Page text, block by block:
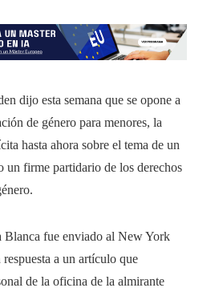
dijo esta semana que se opone a
de género para menores, la
hasta ahora sobre el tema de un
un firme partidario de los derechos
Blanca fue enviado al New York
a un artículo que
de la oficina de la almirante